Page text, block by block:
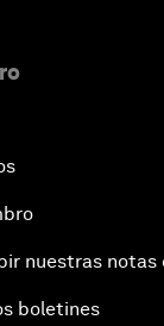
nuestras notas
boletines